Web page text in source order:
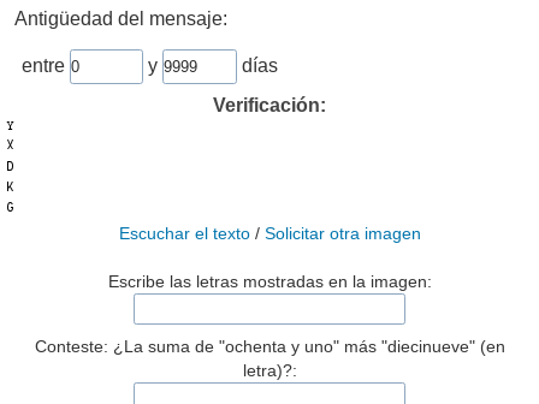
Antigüedad del mensaje:
entre y
días
Verificación:
Escuchar el texto/ Solicitar otra imagen
Escribe las letras mostradas en la imagen:
Conteste: ¿La suma de "ochenta y uno" más "diecinueve" (en
letra)?: